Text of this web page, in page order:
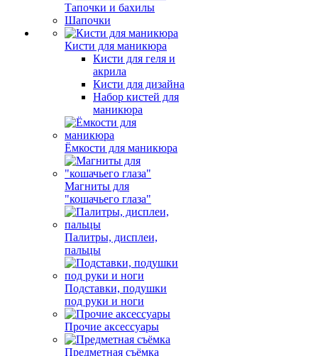
Тапочки и бахилы
Шапочки
Кисти для маникюра
Кисти для геля и
акрила
Кисти для дизайна
Набор кистей для
маникюра
Ёмкости для маникюра
Магниты для
"кошачьего глаза"
Палитры, дисплеи,
пальцы
Подставки, подушки
под руки и ноги
Прочие аксессуары
Предметная съёмка